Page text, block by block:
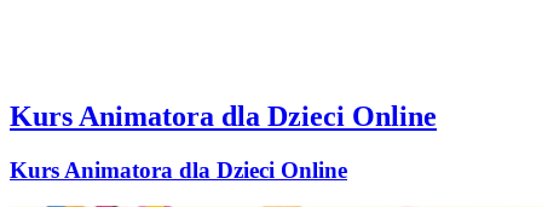
Kurs Animatora dla Dzieci Online
Kurs Animatora dla Dzieci Online